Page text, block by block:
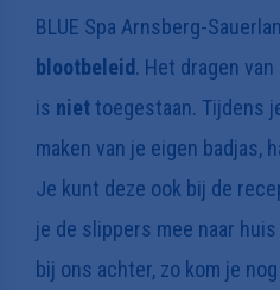
BLUE Spa Arnsberg-
blootbeleid. Het dragen
is niet toegestaan. Tijdens
maken van je eigen badjas,
Je kunt deze ook bij de
je de slippers mee naar
bij ons achter, zo kom je